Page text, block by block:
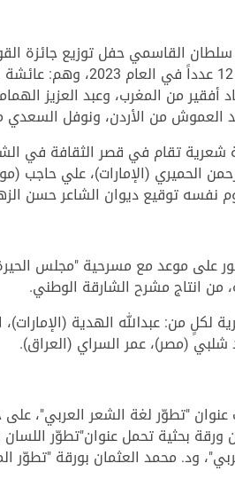
بإبداعاتهم الشعرية في
أفقير من المغرب، وعبد
العموش من الأردن، ونوفل
الحميري (الإمارات)، علي حاجب
نفسه توقيع ديوان الشاعر حسن
على موعد مع مسرحية "مجلس
انتاج مشرح الشارقة الوطني.
من: عبدالله الهدية
(مصر)، عمر السراي (العراق).
عنوان "تطوّر لغة الشعر العربي"،
بحثية تحمل عنوان"تطوّر
ود. محمد العثمان بورقة